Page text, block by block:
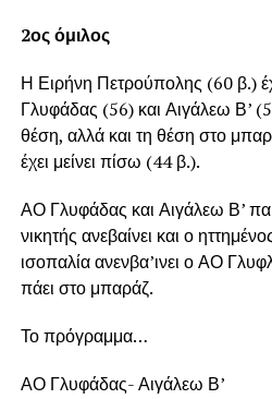
2ος όμιλος
Η Ειρήνη Πετρούπολης (60 β.)
Γλυφάδας (56) και Αιγάλεω Β’
θέση, αλλά και τη θέση στο
έχει μείνει πίσω (44 β.).
ΑΟ Γλυφάδας και Αιγάλεω Β’
νικητής ανεβαίνει και ο
ισοπαλία ανενβα’ινει ο ΑΟ
πάει στο μπαράζ.
Το πρόγραμμα…
ΑΟ Γλυφάδας- Αιγάλεω Β’